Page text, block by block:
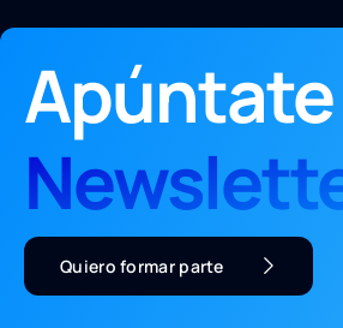
Apúntate
Quiero formar parte